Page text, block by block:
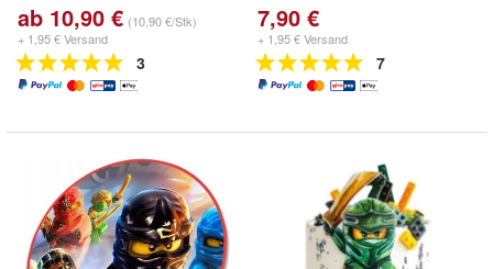
ab 10,90 € (10,90 €/Stk)
+ 1,95 € Versand
3
7,90 €
+ 1,95 € Versand
7